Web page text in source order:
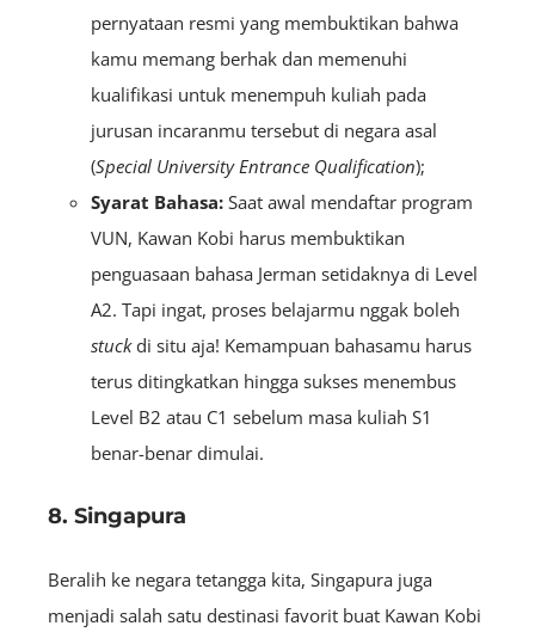
pernyataan resmi yang membuktikan bahwa
kamu memang berhak dan memenuhi
kualifikasi untuk menempuh kuliah pada
jurusan incaranmu tersebut di negara asal
(Special University Entrance Qualification);
Syarat Bahasa: Saat awal mendaftar program
VUN, Kawan Kobi harus membuktikan
penguasaan bahasa Jerman setidaknya di Level
A2. Tapi ingat, proses belajarmu nggak boleh
stuckdi situ aja! Kemampuan bahasamu harus
terus ditingkatkan hingga sukses menembus
Level B2 atau C1 sebelum masa kuliah S1
benar-benar dimulai.
8. Singapura
Beralih ke negara tetangga kita, Singapura juga
menjadi salah satu destinasi favorit buat Kawan Kobi